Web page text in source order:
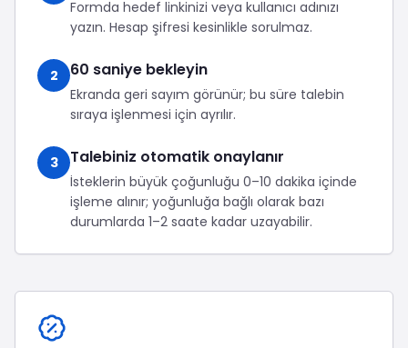
Formda hedef linkinizi veya kullanıcı adınızı
yazın. Hesap şifresi kesinlikle sorulmaz.
2 60 saniye bekleyin
Ekranda geri sayım görünür; bu süre talebin
sıraya işlenmesi için ayrılır.
3 Talebiniz otomatik onaylanır
İsteklerin büyük çoğunluğu 0–10 dakika içinde
işleme alınır; yoğunluğa bağlı olarak bazı
durumlarda 1–2 saate kadar uzayabilir.